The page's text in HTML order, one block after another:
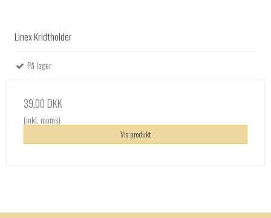
Linex Kridtholder
På lager
39,00 DKK
(inkl. moms)
Vis produkt